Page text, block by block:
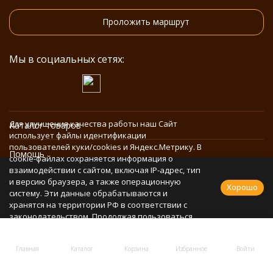
Главная Каталог Корзина Избранное Войти
Проложить маршрут
Мы в социальных сетях:
Каталог товаров
Помощь
Информация
Политика персональных данных
Для улучшения качества работы наш Сайт
использует файлы идентификации
пользователей куки/cookies и Яндекс.Метрику. В
cookie-файлах сохраняется информация о
взаимодействии с сайтом, включая IP-адрес, тип
и версию браузера, а также операционную
систему. Эти данные обрабатываются и
хранятся на территории РФ в соответствии с
законодательством. Продолжая пользоваться
данных в соответствии с
Политикой
Хорошо